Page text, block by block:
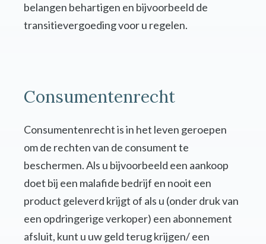
belangen behartigen en bijvoorbeeld de
transitievergoeding voor u regelen.
Consumentenrecht
Consumentenrecht is in het leven geroepen
om de rechten van de consument te
beschermen. Als u bijvoorbeeld een aankoop
doet bij een malafide bedrijf en nooit een
product geleverd krijgt of als u (onder druk van
een opdringerige verkoper) een abonnement
afsluit, kunt u uw geld terug krijgen/ een